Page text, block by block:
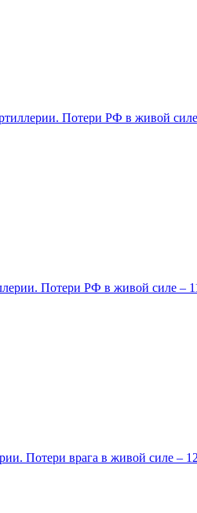
Потери РФ в живой
Потери РФ в живой силе –
Потери врага в живой силе –